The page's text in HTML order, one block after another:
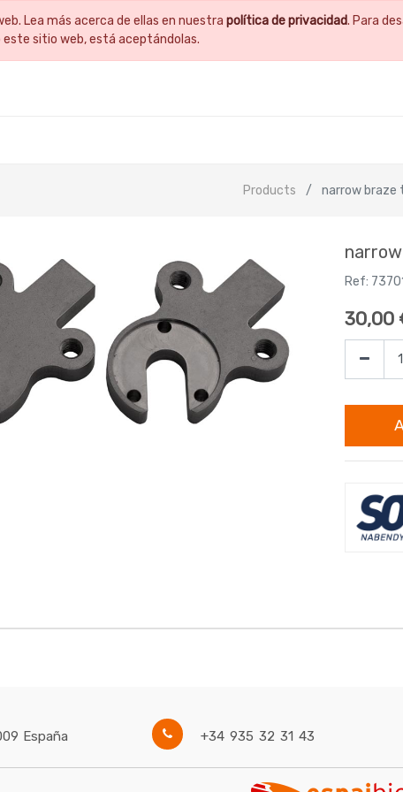
Lea más acerca de ellas en nuestrapolítica de privacidad. Para
este sitio web, está aceptándolas.
Products narrow braze
Ref:
30,00
España +34 935 32 31 43